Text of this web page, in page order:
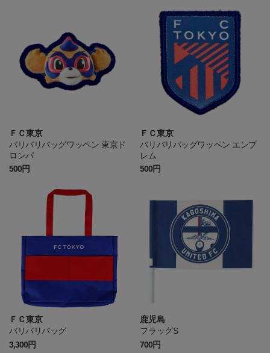
ＦＣ東京
バリバリバッグワッペン 東京ド
ロンパ
500円
ＦＣ東京
バリバリバッグワッペン エンブ
レム
500円
ＦＣ東京
バリバリバッグ
3,300円
鹿児島
フラッグS
700円